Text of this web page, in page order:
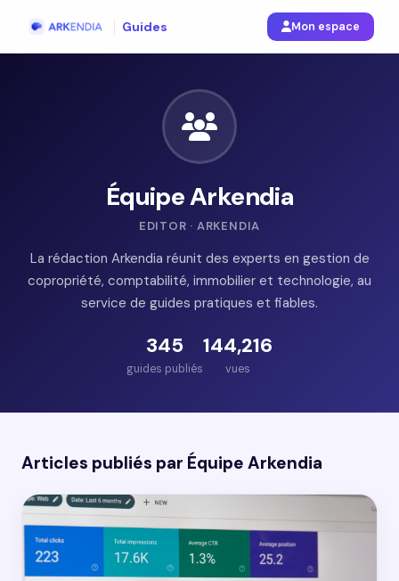
Guides Mon espace
Équipe Arkendia
EDITOR · ARKENDIA
La rédaction Arkendia réunit des experts en gestion de
copropriété, comptabilité, immobilier et technologie, au
service de guides pratiques et fiables.
345
guides publiés
144,216
vues
Articles publiés par Équipe Arkendia